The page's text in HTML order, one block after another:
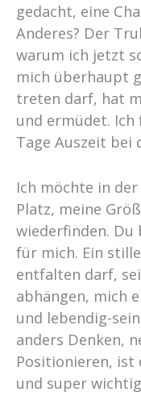
gedacht, eine
Anderes? Der
warum ich jetzt
mich überhaupt
treten darf, hat
und ermüdet.
Tage Auszeit bei
Ich möchte in
Platz, meine
wiederfinden. Du
für mich. Ein
entfalten darf,
abhängen, mich
und lebendig-
anders Denken,
Positionieren, ist
und super